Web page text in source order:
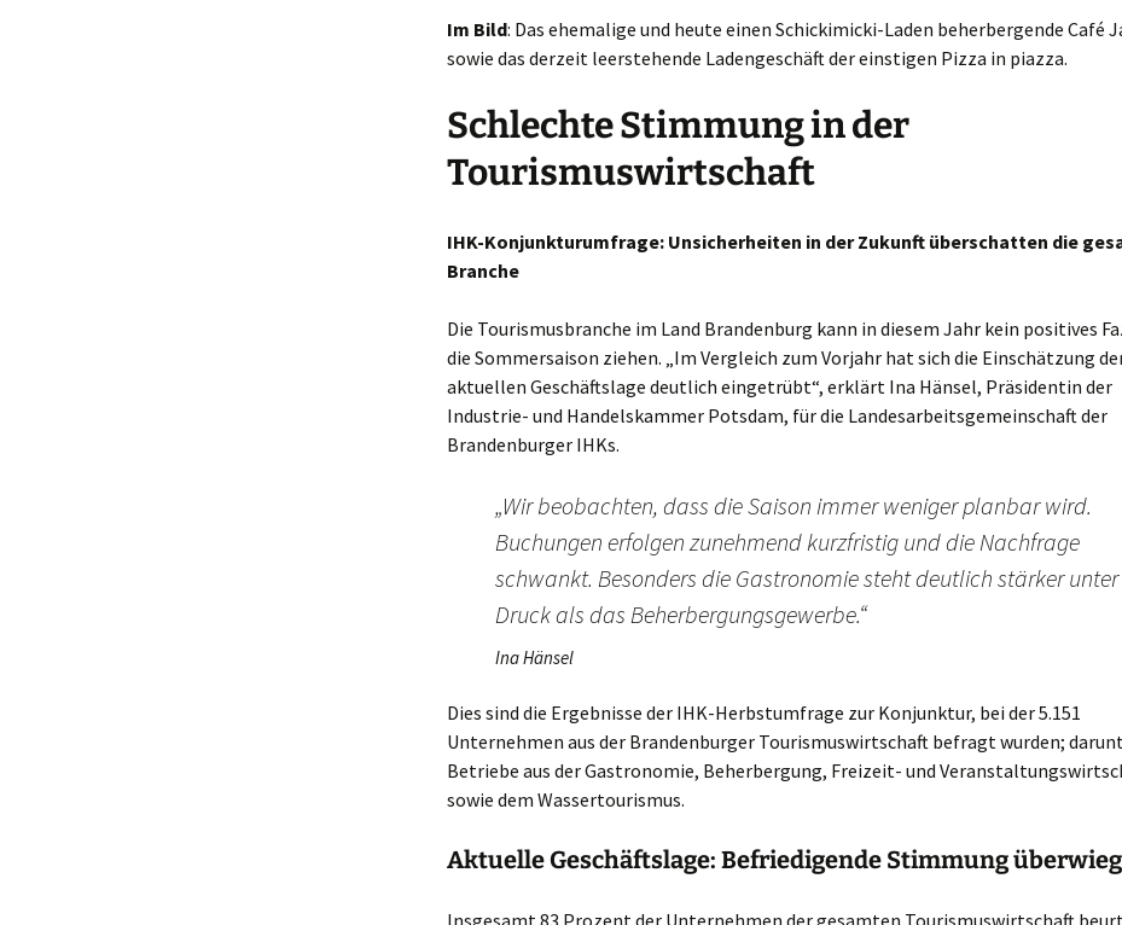
Im Bild: Das ehemalige und heute einen Schickimicki-Laden beherbergende Café
sowie das derzeit leerstehende Ladengeschäft der einstigen Pizza in piazza.
Schlechte Stimmung in der
Tourismuswirtschaft
IHK-Konjunkturumfrage: Unsicherheiten in der Zukunft überschatten die
Branche
Die Tourismusbranche im Land Brandenburg kann in diesem Jahr kein positives
die Sommersaison ziehen. „Im Vergleich zum Vorjahr hat sich die Einschätzung
aktuellen Geschäftslage deutlich eingetrübt“, erklärt Ina Hänsel, Präsidentin der
Industrie- und Handelskammer Potsdam, für die Landesarbeitsgemeinschaft der
Brandenburger IHKs.
„Wir beobachten, dass die Saison immer weniger planbar wird.
Buchungen erfolgen zunehmend kurzfristig und die Nachfrage
schwankt. Besonders die Gastronomie steht deutlich stärker unter
Druck als das Beherbergungsgewerbe.“
Ina Hänsel
Dies sind die Ergebnisse der IHK-Herbstumfrage zur Konjunktur, bei der 5.151
Unternehmen aus der Brandenburger Tourismuswirtschaft befragt wurden;
Betriebe aus der Gastronomie, Beherbergung, Freizeit- und
sowie dem Wassertourismus.
Aktuelle Geschäftslage: Befriedigende Stimmung
Insgesamt 83 Prozent der Unternehmen der gesamten Tourismuswirtschaft